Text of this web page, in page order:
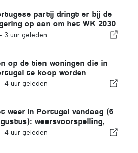
partij dringt er bij de
op aan om het WK 2030
te heroverwegen
3 uur geleden
op de tien woningen die in
te koop worden
wordt binnen een
4 uur geleden
weer in Portugal vandaag (6
weersvoorspelling,
en wat je kunt
4 uur geleden